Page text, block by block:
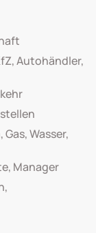
Autohändler,
Wasser,
Manager